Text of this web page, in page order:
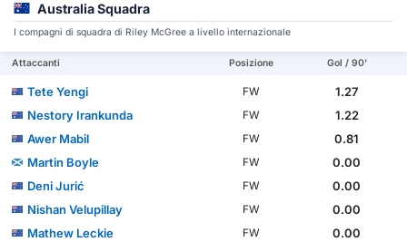
Australia Squadra
I compagni di squadra di Riley McGree a livello internazionale
Attaccanti Posizione Gol / 90'
Tete Yengi FW
1.27
Nestory Irankunda
FW
1.22
Awer Mabil
FW
0.81
Martin Boyle
FW
0.00
Deni Jurić
FW
0.00
Nishan Velupillay
FW
0.00
Mathew Leckie
FW
0.00